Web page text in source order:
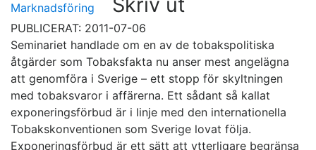
Marknadsföring
PUBLICERAT: 2011-07-06
Seminariet handlade om en av de tobakspolitiska
åtgärder som Tobaksfakta nu anser mest angelägna
att genomföra i Sverige – ett stopp för skyltningen
med tobaksvaror i affärerna. Ett sådant så kallat
exponeringsförbud är i linje med den internationella
Tobakskonventionen som Sverige lovat följa.
Exponeringsförbud är ett sätt att ytterligare begränsa